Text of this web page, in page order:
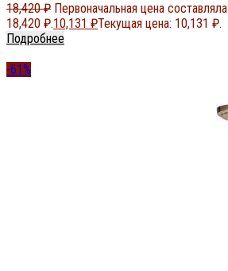
18,420₽ Первоначальная цена составляла
18,420 ₽.10,131 ₽Текущая цена: 10,131 ₽.
Подробнее
-61%